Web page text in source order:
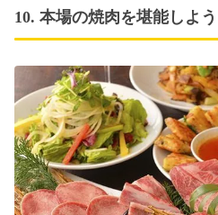
10. 本場の焼肉を堪能しよ